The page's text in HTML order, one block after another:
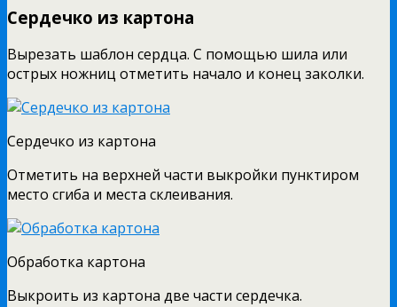
Сердечко из картона
Вырезать шаблон сердца. С помощью шила или
острых ножниц отметить начало и конец заколки.
Сердечко из картона
Отметить на верхней части выкройки пунктиром
место сгиба и места склеивания.
Обработка картона
Выкроить из картона две части сердечка.